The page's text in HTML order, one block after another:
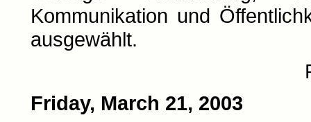
Kommunikation und
ausgewählt.
Friday, March 21, 2003